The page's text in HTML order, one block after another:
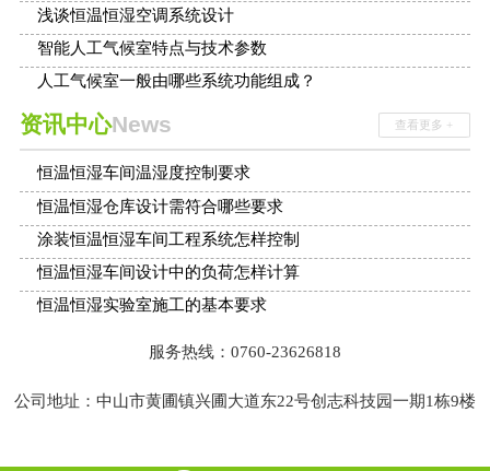
浅谈恒温恒湿空调系统设计
智能人工气候室特点与技术参数
人工气候室一般由哪些系统功能组成？
资讯中心News 查看更多 +
恒温恒湿车间温湿度控制要求
恒温恒湿仓库设计需符合哪些要求
涂装恒温恒湿车间工程系统怎样控制
恒温恒湿车间设计中的负荷怎样计算
恒温恒湿实验室施工的基本要求
服务热线：0760-23626818
公司地址：中山市黄圃镇兴圃大道东22号创志科技园一期1栋9楼